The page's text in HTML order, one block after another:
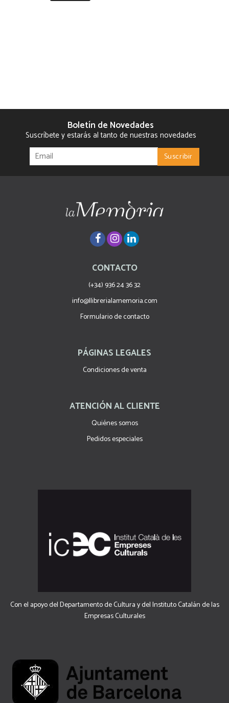
Boletín de Novedades
Suscríbete y estarás al tanto de nuestras novedades
CONTACTO
(+34) 936 24 36 32
info@llibrerialamemoria.com
Formulario de contacto
PÁGINAS LEGALES
Condiciones de venta
ATENCIÓN AL CLIENTE
Quiénes somos
Pedidos especiales
Con el apoyo del Departamento de Cultura y del Instituto Catalán de las
Empresas Culturales